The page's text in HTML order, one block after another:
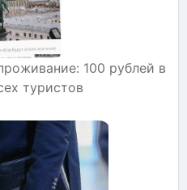
100 рублей в
туристов